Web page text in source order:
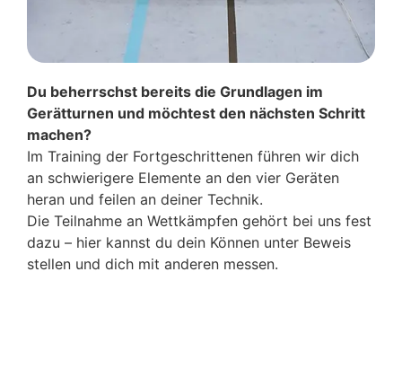
Du beherrschst bereits die Grundlagen im
Gerätturnen und möchtest den nächsten Schritt
machen?
Im Training der Fortgeschrittenen führen wir dich
an schwierigere Elemente an den vier Geräten
heran und feilen an deiner Technik.
Die Teilnahme an Wettkämpfen gehört bei uns fest
dazu – hier kannst du dein Können unter Beweis
stellen und dich mit anderen messen.